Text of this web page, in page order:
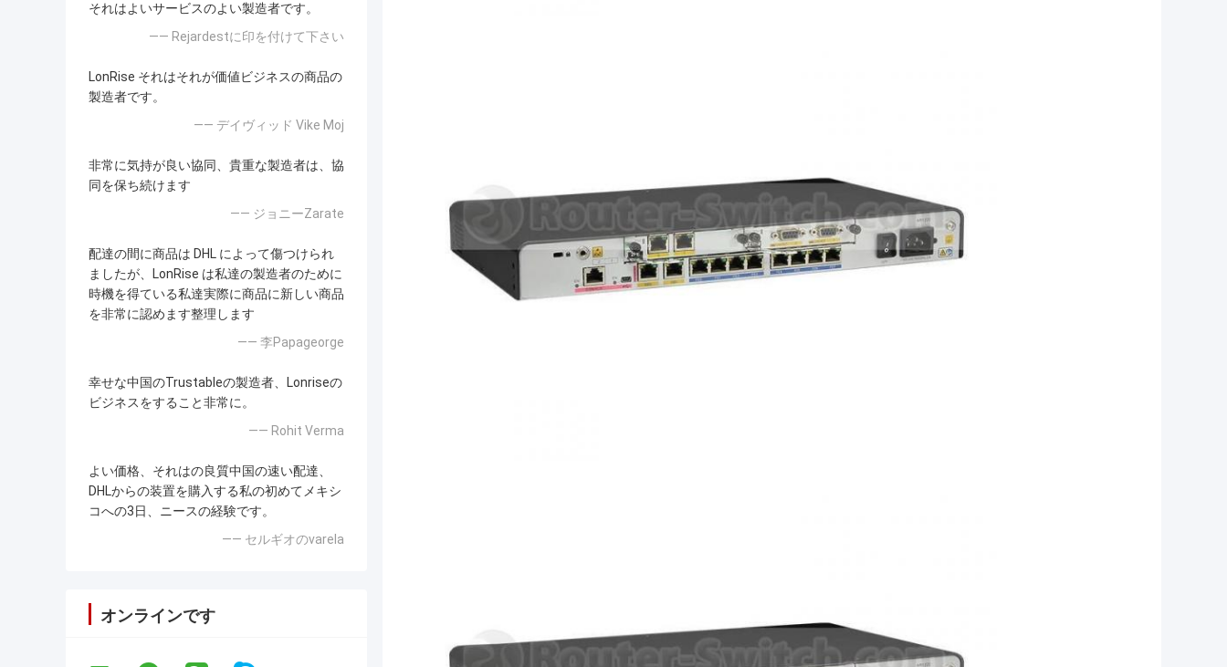
それはよいサービスのよい製造者です。
—— Rejardestに印を付けて下さい
LonRise それはそれが価値ビジネスの商品の
製造者です。
—— デイヴィッド Vike Moj
非常に気持が良い協同、貴重な製造者は、協
同を保ち続けます
—— ジョニーZarate
配達の間に商品は DHL によって傷つけられ
ましたが、LonRise は私達の製造者のために
時機を得ている私達実際に商品に新しい商品
を非常に認めます整理します
—— 李Papageorge
幸せな中国のTrustableの製造者、Lonriseの
ビジネスをすること非常に。
—— Rohit Verma
よい価格、それはの良質中国の速い配達、
DHLからの装置を購入する私の初めてメキシ
コへの3日、ニースの経験です。
—— セルギオのvarela
オンラインです